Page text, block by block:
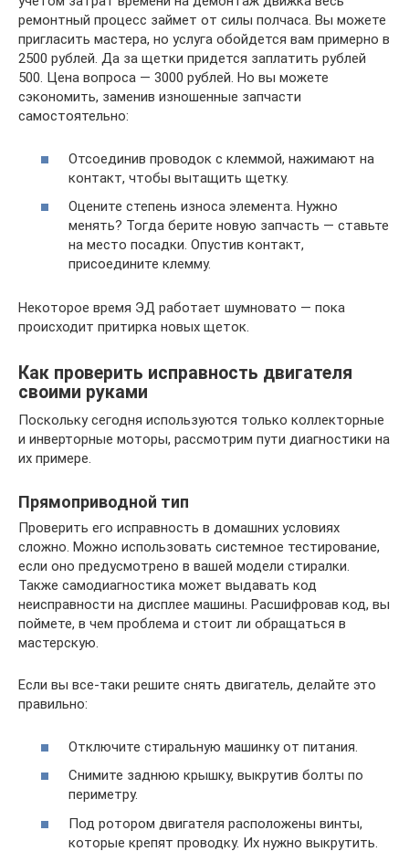
ремонтный процесс займет от силы полчаса. Вы можете
пригласить мастера, но услуга обойдется вам примерно в
2500 рублей. Да за щетки придется заплатить рублей
500. Цена вопроса — 3000 рублей. Но вы можете
сэкономить, заменив изношенные запчасти
самостоятельно:
Отсоединив проводок с клеммой, нажимают на
контакт, чтобы вытащить щетку.
Оцените степень износа элемента. Нужно
менять? Тогда берите новую запчасть — ставьте
на место посадки. Опустив контакт,
присоедините клемму.
Некоторое время ЭД работает шумновато — пока
происходит притирка новых щеток.
Как проверить исправность двигателя
своими руками
Поскольку сегодня используются только коллекторные
и инверторные моторы, рассмотрим пути диагностики на
их примере.
Прямоприводной тип
Проверить его исправность в домашних условиях
сложно. Можно использовать системное тестирование,
если оно предусмотрено в вашей модели стиралки.
Также самодиагностика может выдавать код
неисправности на дисплее машины. Расшифровав код, вы
поймете, в чем проблема и стоит ли обращаться в
мастерскую.
Если вы все-таки решите снять двигатель, делайте это
правильно:
Отключите стиральную машинку от питания.
Снимите заднюю крышку, выкрутив болты по
периметру.
Под ротором двигателя расположены винты,
которые крепят проводку. Их нужно выкрутить.